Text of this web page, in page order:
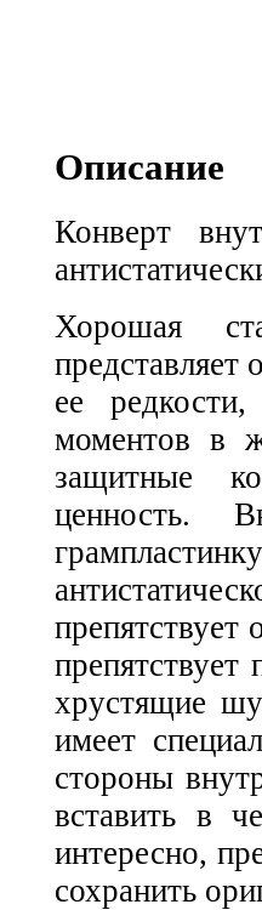
Описание
Конверт
Хорошая
ее
моментов в
защитные
ценность.
препятствует
хрустящие
имеет
стороны
вставить в
интересно,
сохранить